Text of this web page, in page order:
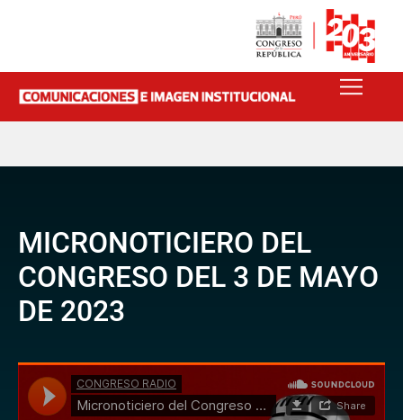
MICRONOTICIERO DEL
CONGRESO DEL 3 DE MAYO
DE 2023